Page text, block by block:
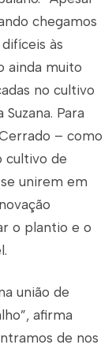
chegamos
às
ainda muito
no cultivo
Para
– como
cultivo de
unirem em
o plantio e o
união de
afirma
de nos